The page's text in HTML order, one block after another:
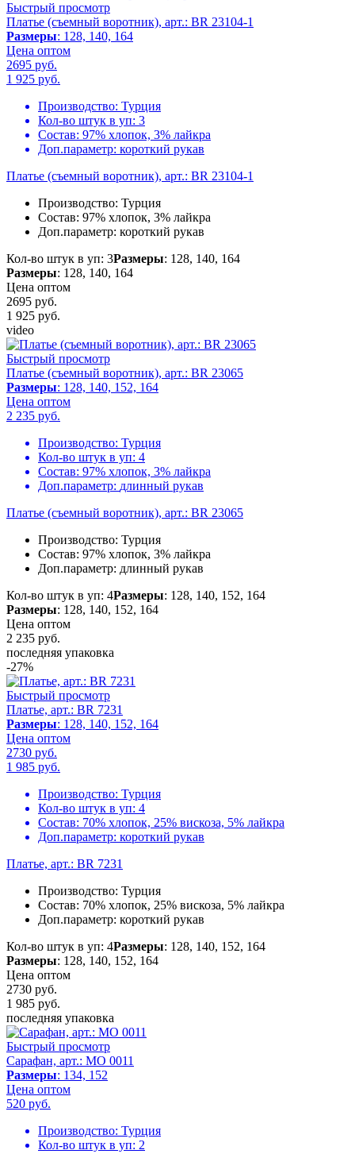
Быстрый просмотр
Платье (съемный воротник), арт.: BR 23104-1
Размеры: 128, 140, 164
Цена оптом
2695 руб.
1 925 руб.
Производство: Турция
Кол-во штук в уп: 3
Состав: 97% хлопок, 3% лайкра
Доп.параметр: короткий рукав
Платье (съемный воротник), арт.: BR 23104-1
Производство: Турция
Состав: 97% хлопок, 3% лайкра
Доп.параметр: короткий рукав
Кол-во штук в уп: 3Размеры: 128, 140, 164
Размеры: 128, 140, 164
Цена оптом
2695 руб.
1 925 руб.
video
Быстрый просмотр
Платье (съемный воротник), арт.: BR 23065
Размеры: 128, 140, 152, 164
Цена оптом
2 235 руб.
Производство: Турция
Кол-во штук в уп: 4
Состав: 97% хлопок, 3% лайкра
Доп.параметр: длинный рукав
Платье (съемный воротник), арт.: BR 23065
Производство: Турция
Состав: 97% хлопок, 3% лайкра
Доп.параметр: длинный рукав
Кол-во штук в уп: 4Размеры: 128, 140, 152, 164
Размеры: 128, 140, 152, 164
Цена оптом
2 235 руб.
последняя упаковка
-27%
Быстрый просмотр
Платье, арт.: BR 7231
Размеры: 128, 140, 152, 164
Цена оптом
2730 руб.
1 985 руб.
Производство: Турция
Кол-во штук в уп: 4
Состав: 70% хлопок, 25% вискоза, 5% лайкра
Доп.параметр: короткий рукав
Платье, арт.: BR 7231
Производство: Турция
Состав: 70% хлопок, 25% вискоза, 5% лайкра
Доп.параметр: короткий рукав
Кол-во штук в уп: 4Размеры: 128, 140, 152, 164
Размеры: 128, 140, 152, 164
Цена оптом
2730 руб.
1 985 руб.
последняя упаковка
Быстрый просмотр
Сарафан, арт.: MO 0011
Размеры: 134, 152
Цена оптом
520 руб.
Производство: Турция
Кол-во штук в уп: 2